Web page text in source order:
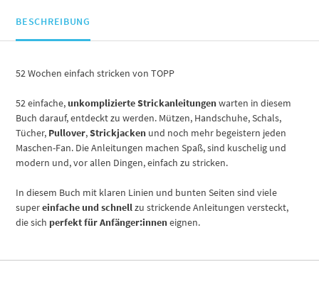
BESCHREIBUNG
52 Wochen einfach stricken von TOPP
52 einfache,unkomplizierte Strickanleitungenwarten in diesem
Buch darauf, entdeckt zu werden. Mützen, Handschuhe, Schals,
Tücher, Pullover,Strickjacken und noch mehr begeistern jeden
Maschen-Fan. Die Anleitungen machen Spaß, sind kuschelig und
modern und, vor allen Dingen, einfach zu stricken.
In diesem Buch mit klaren Linien und bunten Seiten sind viele
supereinfache und schnellzu strickende Anleitungen versteckt,
die sich perfekt für Anfänger:inneneignen.